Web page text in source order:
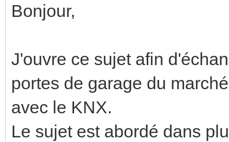
Bonjour,
J'ouvre ce sujet afin
portes de garage du
avec le KNX.
Le sujet est abordé dans